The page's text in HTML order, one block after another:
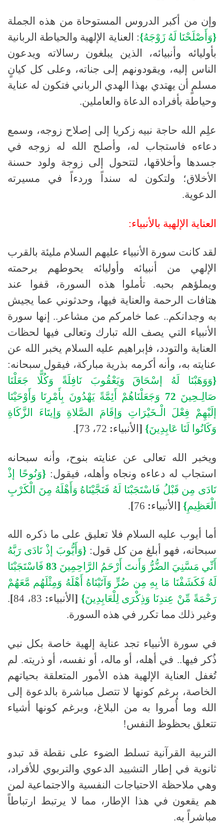
وإن من أكبر الدروس المستوحاة من هذه الجملة
{وَأَصْلَحْنَا لَهُ زَوْجَهُ}: العناية الإلهية والحياطة الربانية
بأوليائه وأنبيائه، الذين يبلغون رسالاته ويدعون
الناس إليه، ويقودونهم إلى جناته، وعلى كل كيانٍ
مسلمٍ أن يهتدي بهذا الهدي الرباني فتكون له عناية
وحياطة بأفراده الدعاة والعاملين.
علِم الله حاجة نبيه زكريا إلى إصلاح زوجه، وسمع
دعاءه فاستجاب له، وأصلح الله له زوجه في
جسدها وأخلاقها، لتتحول إلى زوجة ولود حسنة
الأخلاق؛ ولتكون له سنداً وردءاً في مسيرته
الدعوية.
العناية الإلهية بالأنبياء:
لقد كانت سورة الأنبياء عليهم السلام مليئة بالقرب
الإلهي من أنبيائه وأوليائه يحوطهم برحمته
ويملؤهم بحبه. تأملوا هذه السورة، قفوا عند
هتافات الرحمة والعناية فيها، وحدثوني عما يجيش
به وجدانكم.. عما خامركم من مشاعر .. إنها سورة
الأنبياء التي يصف الله تبارك وتعالى فيها لحظات
العناية والتودد، فإبراهيم عليه السلام يخبر الله عن
عنايته به، وأنه أكرمه بذرية مباركة، فيقول سبحانه:
{وَوَهَبْنَا لَهُ إسْحَاقَ وَيَعْقُوبَ نَافِلَةً وَكُلًّا
جَعَلْنَا
صَالِـحِينَ 72 وَجَعَلْنَاهُمْ أَئِمَّةً يَهْدُونَ بِأَمْرِنَا وَأَوْحَيْنَا
إلَيْهِمْ فِعْلَ الْـخَيْرَاتِ وَإقَامَ الصَّلاةِ وَإيتَاءَ
الزَّكَاةِ
وَكَانُوا لَنَا عَابِدِينَ}
[ الأنبياء: 72، 73
]
.
ويخبر الله تعالى عن عنايته بنوح، وأنه سبحانه
استجاب له دعاءه ونجاه وأهله، فيقول:
{وَنُوحًا
إذْ
نَادَى مِن قَبْلُ فَاسْتَجَبْنَا لَهُ فَنَجَّيْنَاهُ وَأَهْلَهُ مِنَ الْكَرْبِ
الْعَظِيمِ}
[ الأنبياء:
76
]
.
أما أيوب عليه السلام فلا تعليق على ما ذكره الله
سبحانه، فهو أبلغ من كل قول:
{وَأَيُّوبَ إذْ نَادَى رَبَّهُ
أَنِّي مَسَّنِيَ الضُّرُّ وَأَنتَ أَرْحَمُ الرَّاحِمِينَ 83 فَاسْتَجَبْنَا
لَهُ فَكَشَفْنَا مَا بِهِ مِن ضُرٍّ وَآتَيْنَاهُ أَهْلَهُ وَمِثْلَهُم مَّعَهُمْ
رَحْمَةً مِّنْ عِندِنَا وَذِكْرَى لِلْعَابِدِينَ}
[ الأنبياء: 83، 84
]
.
وغير ذلك مما تكرر في هذه السورة.
في سورة الأنبياء تجد عناية إلهية خاصة بكل نبي
ذُكر فيها.. في أهله، أو ماله، أو نفسه، أو ذريته. لم
تُغفل العناية الإلهية هذه الأمور المتعلقة بحياتهم
الخاصة، برغم كونها لا تتصل مباشرة بالدعوة إلى
الله وما أُمروا به من البلاغ، وبرغم كونها أشياء
تتعلق بحظوظ النفس!
التربية القرآنية تسلط الضوء على نقطة قد تبدو
ثانوية في إطار التشييد الدعوي والتربوي للأفراد،
وهي ملاحظة الاحتياجات النفسية والاجتماعية لمن
هم يقعون في هذا الإطار، مما لا يرتبط ارتباطاً
مباشراً به.